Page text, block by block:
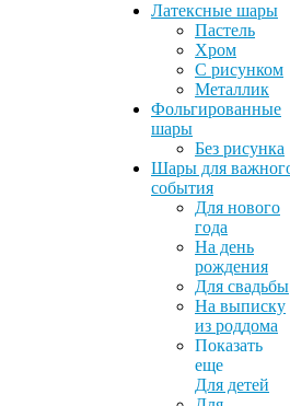
Латексные шары
Пастель
Хром
С рисунком
Металлик
Фольгированные
шары
Без рисунка
Шары для
события
Для нового
года
На день
рождения
Для свадьбы
На выписку
из роддома
Показать
еще
Для детей